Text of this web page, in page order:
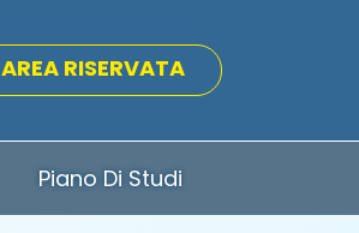
AREA RISERVATA
Piano Di Studi